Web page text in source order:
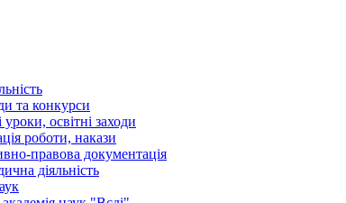
та конкурси
уроки, освітні заходи
роботи, накази
правова документація
діяльність